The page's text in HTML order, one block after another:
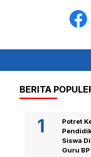
BERITA
Potret
Siswa
Guru